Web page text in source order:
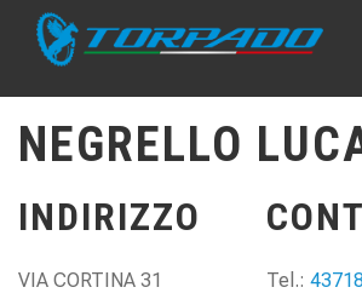
NEGRELLO
INDIRIZZO
VIA CORTINA 31
Tel.: